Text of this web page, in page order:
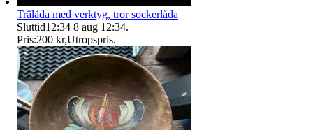
Trälåda med verktyg, tror sockerlåda
Sluttid12:34 8 aug 12:34.
Pris:200 kr,Utropspris.